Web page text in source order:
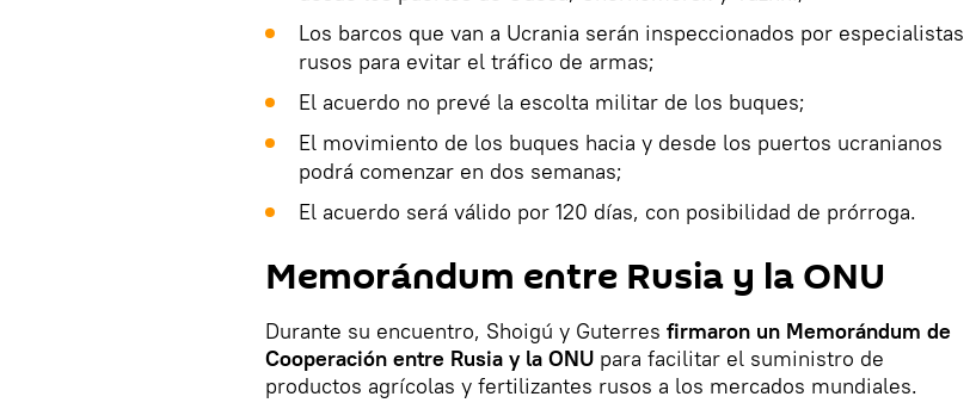
Los barcos que van a Ucrania serán inspeccionados por especialistas
rusos para evitar el tráfico de armas;
El acuerdo no prevé la escolta militar de los buques;
El movimiento de los buques hacia y desde los puertos ucranianos
podrá comenzar en dos semanas;
El acuerdo será válido por 120 días, con posibilidad de prórroga.
Memorándum entre Rusia y la ONU
Durante su encuentro, Shoigú y Guterres firmaron un Memorándum de
Cooperación entre Rusia y la ONU para facilitar el suministro de
productos agrícolas y fertilizantes rusos a los mercados mundiales.